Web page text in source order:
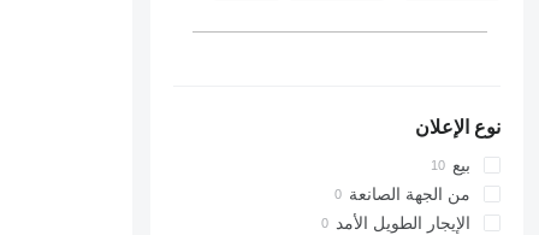
نوع الإعلان
بيع
من الجهة الصانعة
الإيجار الطويل الأمد